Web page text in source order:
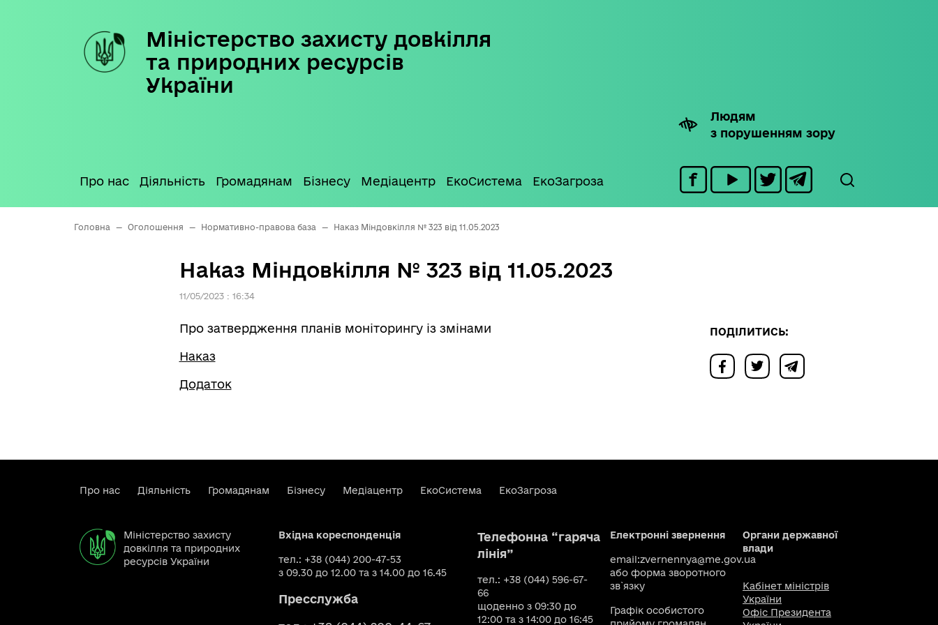
Міністерство захисту довкілля
та природних ресурсів
України
Людям
з порушенням зору
Про нас Діяльність Громадянам Бізнесу Медіацентр ЕкоСистема ЕкоЗагроза
Головна — Оголошення — Нормативно-правова база — Наказ Міндовкілля № 323 від 11.05.2023
Наказ Міндовкілля № 323 від 11.05.2023
11/05/2023 : 16:34
Про затвердження планів моніторингу із змінами
Наказ
Додаток
ПОДІЛИТИСЬ:
Про нас Діяльність Громадянам Бізнесу Медіацентр ЕкоСистема ЕкоЗагроза
Міністерство захисту
довкілля та природних
ресурсів України
Вхідна кореспонденція
тел.: +38 (044) 200-47-53
з 09.30 до 12.00 та з 14.00 до 16.45
Пресслужба
Телефонна “гаряча
лінія”
тел.: +38 (044) 596-67-
66
щоденно з 09:30 до
12:00 та з 14:00 до 16:45
Електронні звернення
email:zvernennya@me.gov.ua
або форма зворотного
зв`язку
Графік особистого
Органи державної
влади
Кабінет міністрів
України
Офіс Президента